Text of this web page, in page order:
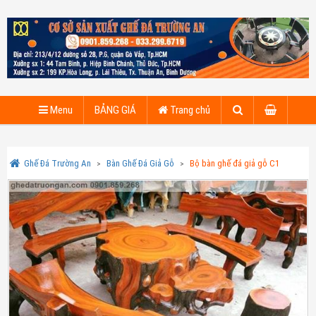
Menu BẢNG GIÁ Trang chủ
Ghế Đá Trường An Bàn Ghế Đá Giả Gỗ Bộ bàn ghế đá giả gỗ C1